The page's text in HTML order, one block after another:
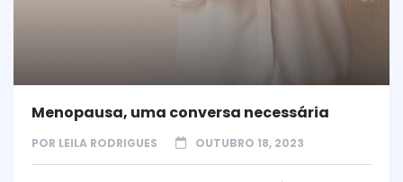
Menopausa, uma conversa necessária
POR LEILA RODRIGUES OUTUBRO 18, 2023